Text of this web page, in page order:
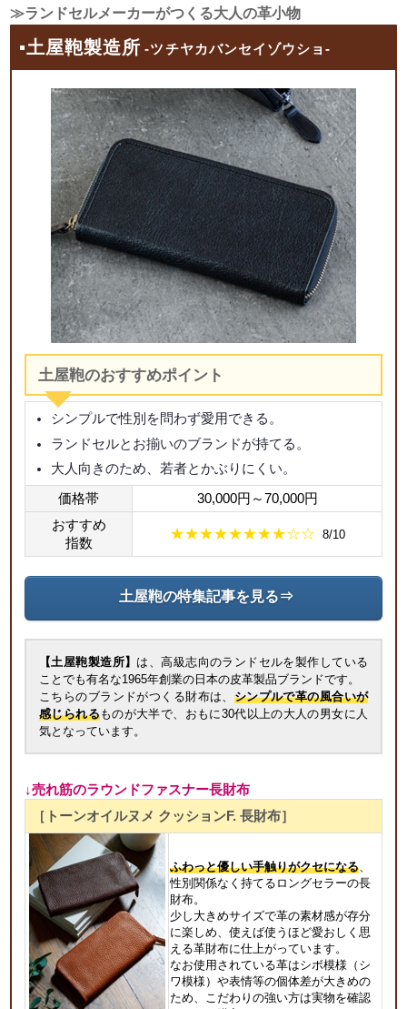
≫ランドセルメーカーがつくる大人の革小物
▪土屋鞄製造所 -ツチヤカバンセイゾウショ-
土屋鞄のおすすめポイント
シンプルで性別を問わず愛用できる。
ランドセルとお揃いのブランドが持てる。
大人向きのため、若者とかぶりにくい。
価格帯
30,000円～70,000円
おすすめ
指数
★★★★★★★★☆☆ 8/10
土屋鞄の特集記事を見る⇒
【土屋鞄製造所】 は、高級志向のランドセルを製作している
ことでも有名な1965年創業の日本の皮革製品ブランドです。
こちらのブランドがつくる財布は、 シンプルで革の風合いが
感じられるものが大半で、おもに30代以上の大人の男女に人
気となっています。
↓売れ筋のラウンドファスナー長財布
［トーンオイルヌメ クッションF. 長財布］
ふわっと優しい手触りがクセになる、
性別関係なく持てるロングセラーの長
財布。
少し大きめサイズで革の素材感が存分
に楽しめ、使えば使うほど愛おしく思
える革財布に仕上がっています。
なお使用されている革はシボ模様（シ
ワ模様）や表情等の個体差が大きめの
ため、こだわりの強い方は実物を確認